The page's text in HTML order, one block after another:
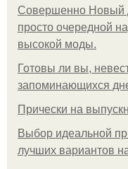
Совершенно Новый
просто очередной
высокой моды.
Готовы ли вы,
запоминающихся
Прически на
Выбор идеальной
лучших вариантов